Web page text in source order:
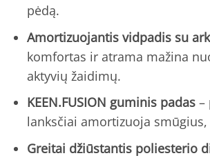
pėdą.
Amortizuojantis vidpadis su
komfortas ir atrama mažina
aktyvių žaidimų.
KEEN.FUSION guminis padas–
lanksčiai amortizuoja
Greitai džiūstantis poliesterio